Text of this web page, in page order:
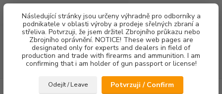
Následující stránky jsou určeny výhradně pro odborníky a
podnikatele v oblasti výroby a prodeje sřelných zbraní a
střeliva. Potvrzuji, že jsem držitel Zbrojního průkazu nebo
Zbrojního oprávnění. NOTICE! These web pages are
designated only for experts and dealers in field of
production and trade with firearms and ammunition. I am
confirming that i am holder of gun passport or license!
Odejít / Leave Potvrzuji / Confirm
Menu
Hledat
za0,00 Kč
CZ75/CZ85 Mušky
Muška do příčné rybiny 5,5mm